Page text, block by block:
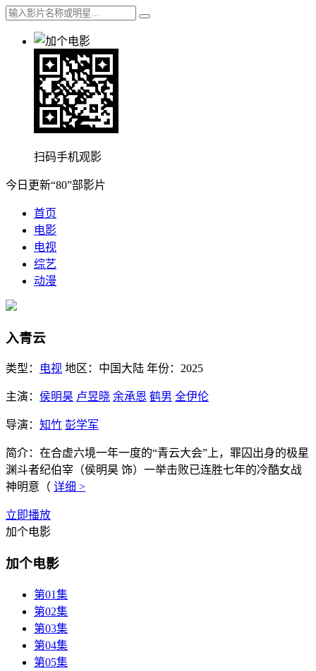
扫码手机观影
今日更新“80”部影片
首页
电影
电视
综艺
动漫
入青云
类型： 电视 地区： 中国大陆 年份： 2025
主演： 侯明昊 卢昱晓 余承恩 鹤男 全伊伦
导演： 知竹 彭学军
简介： 在合虚六境一年一度的“青云大会”上，罪囚出身的极星
渊斗者纪伯宰（侯明昊 饰）一举击败已连胜七年的冷酷女战
神明意（ 详细 >
立即播放
加个电影
加个电影
第01集
第02集
第03集
第04集
第05集